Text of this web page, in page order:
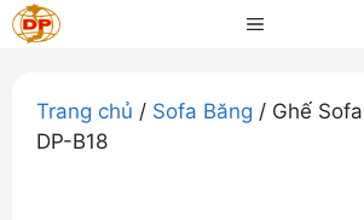
Chuyển
đến
dung
MENU
Trang chủ / Sofa Băng / Ghế
DP-B18